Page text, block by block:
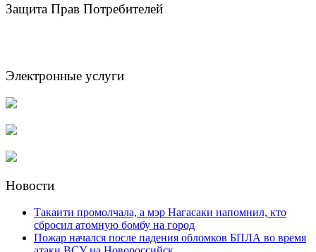
Защита Прав Потребителей
Электронные услуги
Новости
Такаити промолчала, а мэр Нагасаки напомнил, кто
сбросил атомную бомбу на город
Пожар начался после падения обломков БПЛА во время